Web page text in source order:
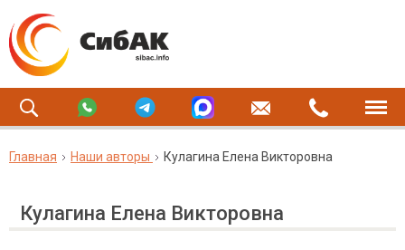
Главная Наши авторы Кулагина Елена Викторовна
Кулагина Елена Викторовна